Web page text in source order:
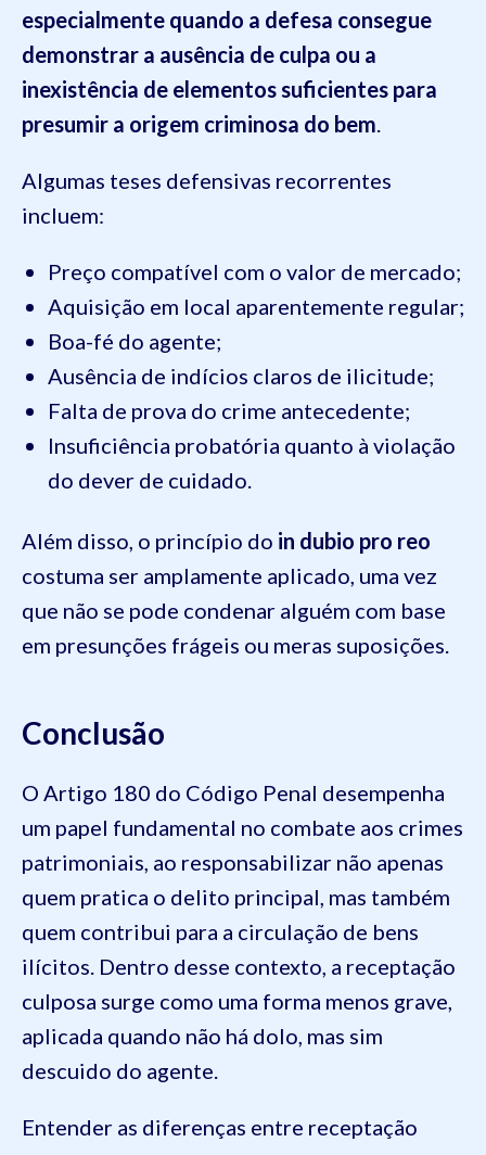
especialmente quando a defesa consegue
demonstrar a ausência de culpa ou a
inexistência de elementos suficientes para
presumir a origem criminosa do bem.
Algumas teses defensivas recorrentes
incluem:
Preço compatível com o valor de mercado;
Aquisição em local aparentemente regular;
Boa-fé do agente;
Ausência de indícios claros de ilicitude;
Falta de prova do crime antecedente;
Insuficiência probatória quanto à violação
do dever de cuidado.
Além disso, o princípio do in dubio pro reo
costuma ser amplamente aplicado, uma vez
que não se pode condenar alguém com base
em presunções frágeis ou meras suposições.
Conclusão
O Artigo 180 do Código Penal desempenha
um papel fundamental no combate aos crimes
patrimoniais, ao responsabilizar não apenas
quem pratica o delito principal, mas também
quem contribui para a circulação de bens
ilícitos. Dentro desse contexto, a receptação
culposa surge como uma forma menos grave,
aplicada quando não há dolo, mas sim
descuido do agente.
Entender as diferenças entre receptação